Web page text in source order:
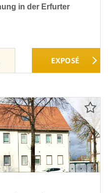
in der Erfurter